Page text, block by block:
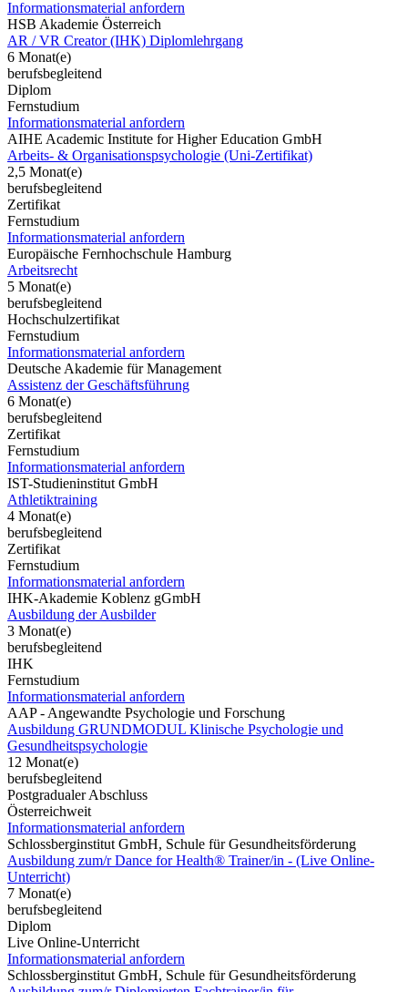
Informationsmaterial anfordern
HSB Akademie Österreich
AR / VR Creator (IHK) Diplomlehrgang
6 Monat(e)
berufsbegleitend
Diplom
Fernstudium
Informationsmaterial anfordern
AIHE Academic Institute for Higher Education GmbH
Arbeits- & Organisationspsychologie (Uni-Zertifikat)
2,5 Monat(e)
berufsbegleitend
Zertifikat
Fernstudium
Informationsmaterial anfordern
Europäische Fernhochschule Hamburg
Arbeitsrecht
5 Monat(e)
berufsbegleitend
Hochschulzertifikat
Fernstudium
Informationsmaterial anfordern
Deutsche Akademie für Management
Assistenz der Geschäftsführung
6 Monat(e)
berufsbegleitend
Zertifikat
Fernstudium
Informationsmaterial anfordern
IST-Studieninstitut GmbH
Athletiktraining
4 Monat(e)
berufsbegleitend
Zertifikat
Fernstudium
Informationsmaterial anfordern
IHK-Akademie Koblenz gGmbH
Ausbildung der Ausbilder
3 Monat(e)
berufsbegleitend
IHK
Fernstudium
Informationsmaterial anfordern
AAP - Angewandte Psychologie und Forschung
Ausbildung GRUNDMODUL Klinische Psychologie und
Gesundheitspsychologie
12 Monat(e)
berufsbegleitend
Postgradualer Abschluss
Österreichweit
Informationsmaterial anfordern
Schlossberginstitut GmbH, Schule für Gesundheitsförderung
Ausbildung zum/r Dance for Health® Trainer/in - (Live Online-
Unterricht)
7 Monat(e)
berufsbegleitend
Diplom
Live Online-Unterricht
Informationsmaterial anfordern
Schlossberginstitut GmbH, Schule für Gesundheitsförderung